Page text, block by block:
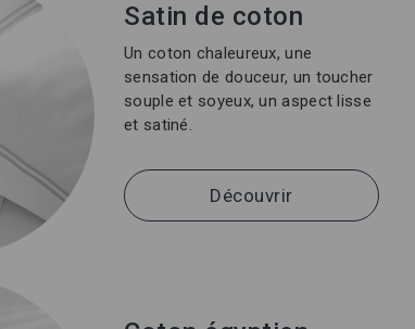
Satin de coton
Un coton chaleureux, une
sensation de douceur, un toucher
souple et soyeux, un aspect lisse
et satiné.
Découvrir